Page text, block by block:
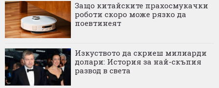
Защо китайските прахосмукачки
роботи скоро може рязко да
поевтинеят
Изкуството да скриеш милиарди
долари: История за най-скъпия
развод в света